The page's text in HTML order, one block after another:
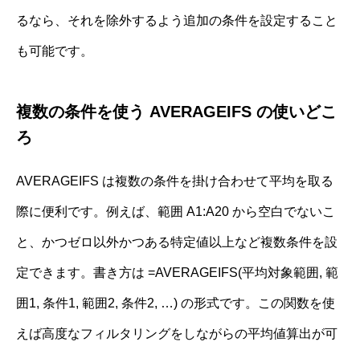
るなら、それを除外するよう追加の条件を設定すること
も可能です。
複数の条件を使う AVERAGEIFS の使いどこ
ろ
AVERAGEIFS は複数の条件を掛け合わせて平均を取る
際に便利です。例えば、範囲 A1:A20 から空白でないこ
と、かつゼロ以外かつある特定値以上など複数条件を設
定できます。書き方は =AVERAGEIFS(平均対象範囲, 範
囲1, 条件1, 範囲2, 条件2, …) の形式です。この関数を使
えば高度なフィルタリングをしながらの平均値算出が可